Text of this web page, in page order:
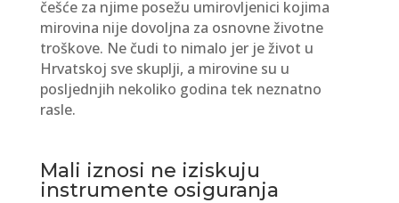
češće za njime posežu umirovljenici kojima
mirovina nije dovoljna za osnovne životne
troškove. Ne čudi to nimalo jer je život u
Hrvatskoj sve skuplji, a mirovine su u
posljednjih nekoliko godina tek neznatno
rasle.
Mali iznosi ne iziskuju
instrumente osiguranja